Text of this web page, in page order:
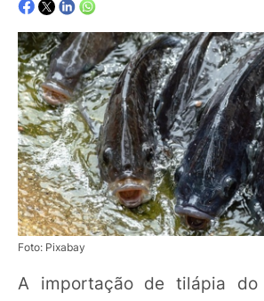
Foto: Pixabay
A importação de tilápia do